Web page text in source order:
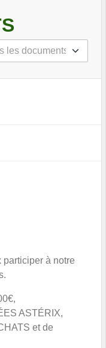
participer à notre
ASTÉRIX,
et de